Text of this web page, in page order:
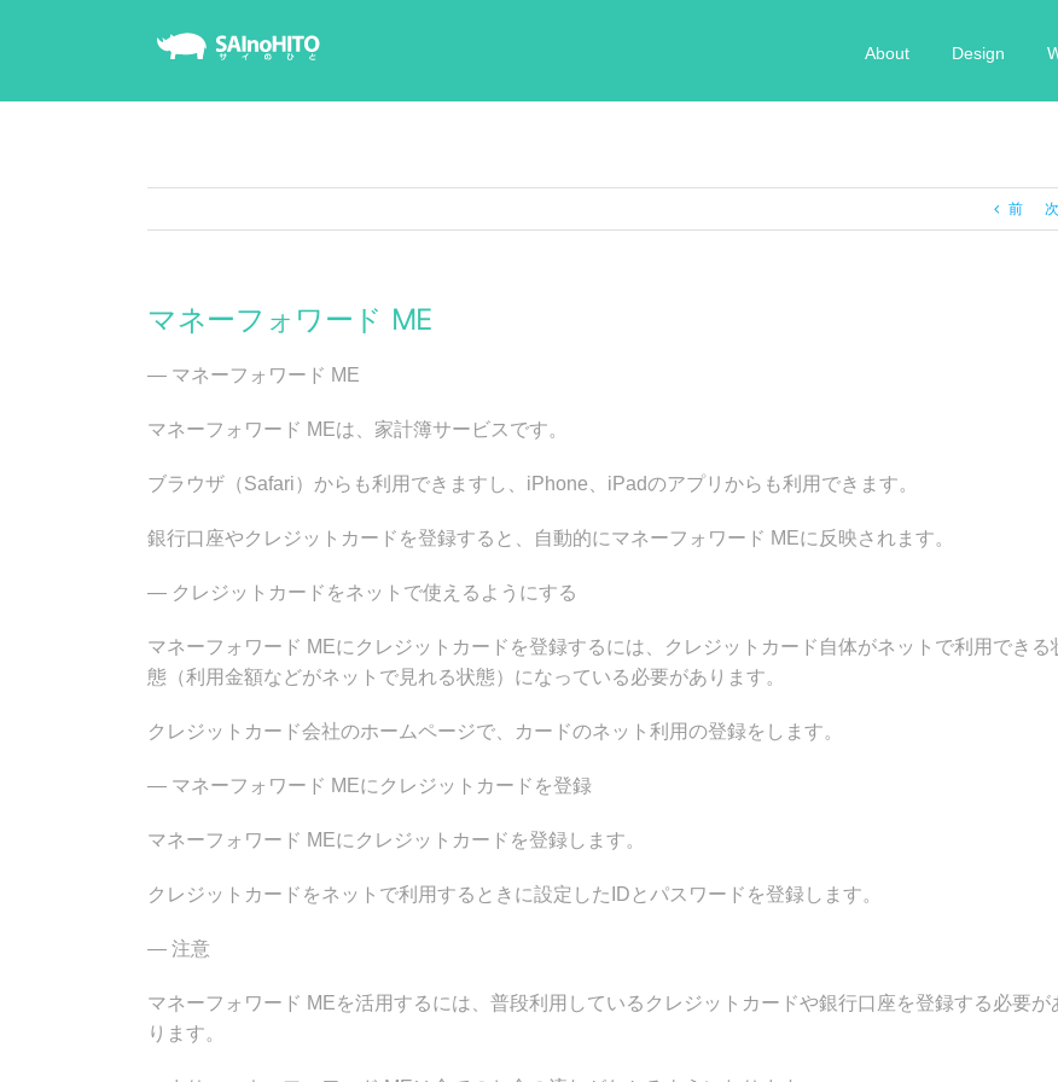
About Design
前 次
マネーフォワード ME
— マネーフォワード ME
マネーフォワード MEは、家計簿サービスです。
ブラウザ（Safari）からも利用できますし、iPhone、iPadのアプリからも利用できます。
銀行口座やクレジットカードを登録すると、自動的にマネーフォワード MEに反映されます。
— クレジットカードをネットで使えるようにする
マネーフォワード MEにクレジットカードを登録するには、クレジットカード自体がネットで利用できる
態（利用金額などがネットで見れる状態）になっている必要があります。
クレジットカード会社のホームページで、カードのネット利用の登録をします。
— マネーフォワード MEにクレジットカードを登録
マネーフォワード MEにクレジットカードを登録します。
クレジットカードをネットで利用するときに設定したIDとパスワードを登録します。
— 注意
マネーフォワード MEを活用するには、普段利用しているクレジットカードや銀行口座を登録する必要が
ります。